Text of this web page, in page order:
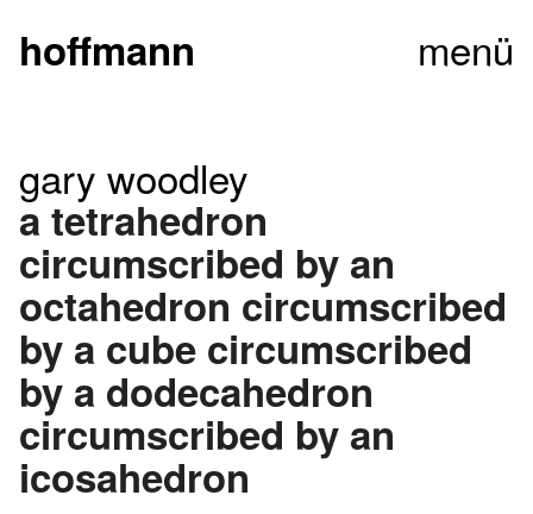
hoffmann menü
gary woodley
a tetrahedron
circumscribed by an
octahedron circumscribed
by a cube circumscribed
by a dodecahedron
circumscribed by an
icosahedron